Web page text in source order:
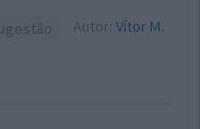
Autor:Vítor M.